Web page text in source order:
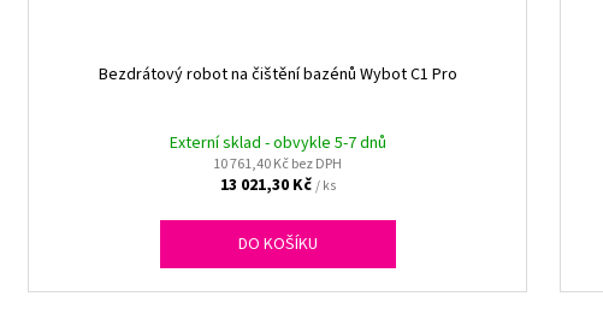
Bezdrátový robot na čištění bazénů Wybot C1 Pro
Externí sklad - obvykle 5-7 dnů
10 761,40 Kč bez DPH
13 021,30 Kč/ ks
DO KOŠÍKU